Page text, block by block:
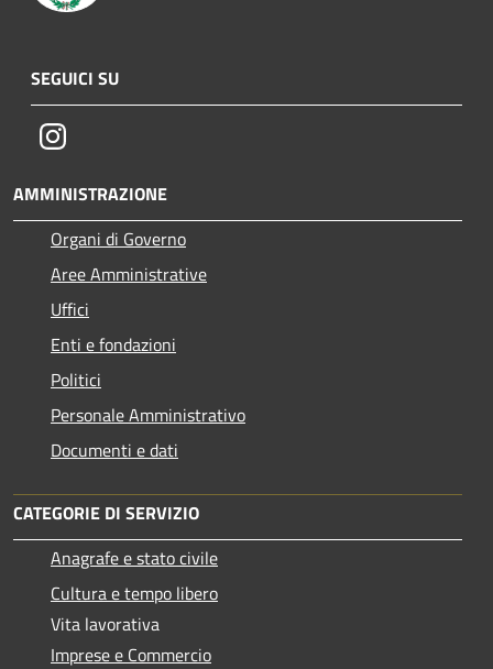
SEGUICI SU
Instagram
AMMINISTRAZIONE
Organi di Governo
Aree Amministrative
Uffici
Enti e fondazioni
Politici
Personale Amministrativo
Documenti e dati
CATEGORIE DI SERVIZIO
Anagrafe e stato civile
Cultura e tempo libero
Vita lavorativa
Imprese e Commercio